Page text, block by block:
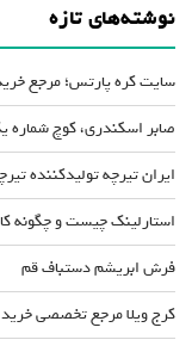
نوشته‌های تازه
سایت کره پارتس؛ مرجع
صابر اسکندری، کوچ
ایران تیرچه تولیدکننده
استارلینک چیست و چگونه
فرش ابریشم دستباف قم
کرج ویلا مرجع تخصصی خرید